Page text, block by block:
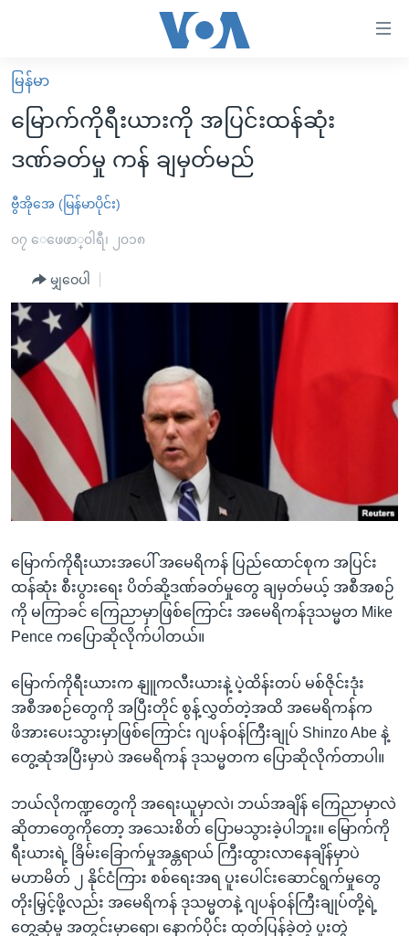
လွယ်ကူ
စေ
သည့်
များ
ပင်မ
ကျော်
ကြည့်
ရန်
ပင်မ
အ
ညွန်း
စာမျက်နှာ
ရန်
ရှာဖွေ
ရန်
နေရာ
ကျော်
ရန်
မူလစာမျက်နှာ
မြန်မာ
ကမ္ဘာ့သတင်းများ
နိုင်ငံတကာ
အစ္စရေး-ပါလက်စတိုင်း
ဗွီဒီယို
သတင်းလွတ်လပ်ခွင့်
အင်္ဂလိပ်စာလေ့လာမယ်
အမေရိကန်သုံးအီဒီယံ
မကြေးမုံရဲ့ အင်္ဂလိပ်စာ
ရုပ်ရှင်ထဲက အင်္ဂလိပ်စာ
သုတပဒေသာ အင်္ဂလိပ်စာ
အပတ်စဉ်ကဏ္ဍများ
ရေဒီယို
တီဗွီ
ရေဒီယိုနှင့်ရုပ်သံ အချက်အလက်များ
ရေဒီယို/တီဗွီအစီအစဉ်
Learning English
ဗွီအိုအေ လူမှုကွန်ယက်များ
ဘာသာစကားများ
မြန်မာ
မြောက်ကိုရီးယားကို အပြင်းထန်ဆုံး
ဒဏ်ခတ်မှု ကန် ချမှတ်မည်
ဗွီအိုအေ (မြန်မာပိုင်း)
၀၇ ေဖေဖာ္၀ါရီ၊ ၂၀၁၈
မျှဝေပါ
မြောက်ကိုရီးယားအပေါ် အမေရိကန် ပြည်ထောင်စုက အပြင်း
ထန်ဆုံး စီးပွားရေး ပိတ်ဆို့ဒဏ်ခတ်မှုတွေ ချမှတ်မယ့် အစီအစဉ်
ကို မကြာခင် ကြေညာမှာဖြစ်ကြောင်း အမေရိကန်ဒုသမ္မတ Mike
Pence ကပြောဆိုလိုက်ပါတယ်။
မြောက်ကိုရီးယားက နျူကလီးယားနဲ့ ပဲ့ထိန်းတပ် မစ်ဇိုင်းဒုံး
အစီအစဉ်တွေကို အပြီးတိုင် စွန့်လွှတ်တဲ့အထိ အမေရိကန်က
ဖိအားပေးသွားမှာဖြစ်ကြောင်း ဂျပန်ဝန်ကြီးချုပ် Shinzo Abe နဲ့
တွေ့ဆုံအပြီးမှာပဲ အမေရိကန် ဒုသမ္မတက ပြောဆိုလိုက်တာပါ။
ဘယ်လိုကဏ္ဍတွေကို အရေးယူမှာလဲ၊ ဘယ်အချိန် ကြေညာမှာလဲ
ဆိုတာတွေကိုတော့ အသေးစိတ် ပြောမသွားခဲ့ပါဘူး။ မြောက်ကို
ရီးယားရဲ့ ခြိမ်းခြောက်မှုအန္တရာယ် ကြီးထွားလာနေချိန်မှာပဲ
မဟာမိတ် ၂ နိုင်ငံကြား စစ်ရေးအရ ပူးပေါင်းဆောင်ရွက်မှုတွေ
တိုးမြှင့်ဖို့လည်း အမေရိကန် ဒုသမ္မတနဲ့ ဂျပန်ဝန်ကြီးချုပ်တို့ရဲ့
တွေ့ဆုံမှု အတွင်းမှာရော၊ နောက်ပိုင်း ထုတ်ပြန်ခဲ့တဲ့ ပူးတွဲ